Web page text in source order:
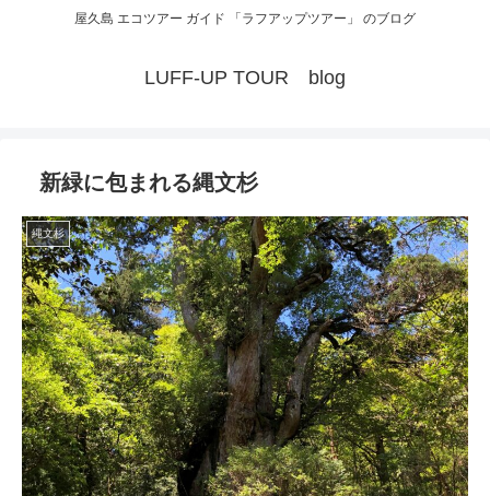
屋久島 エコツアー ガイド 「ラフアップツアー」 のブログ
LUFF-UP TOUR blog
新緑に包まれる縄文杉
縄文杉